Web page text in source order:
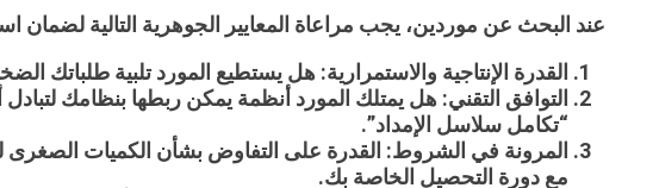
عند البحث عن موردين، يجب مراعاة المعايير الجوهرية التالية لضمان
القدرة الإنتاجية والاستمرارية: هل يستطيع المورد تلبية طلباتك
التوافق التقني: هل يمتلك المورد أنظمة يمكن ربطها بنظامك لتبادل
“تكامل سلاسل الإمداد”.
المرونة في الشروط: القدرة على التفاوض بشأن الكميات
مع دورة التحصيل الخاصة بك.